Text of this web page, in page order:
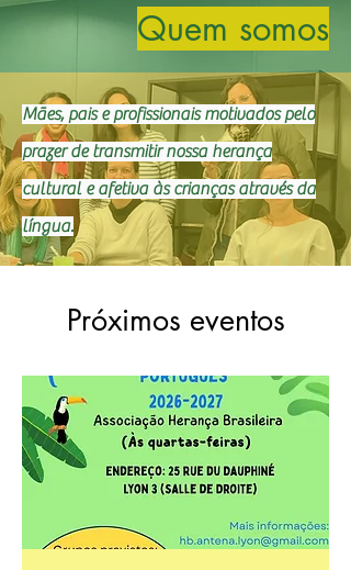
Quem somos
Mães, pais e profissionais motivados pelo
prazer de transmitir nossa herança
cultural e afetiva às crianças através da
língua.
Próximos eventos